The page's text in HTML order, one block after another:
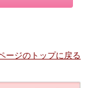
ージのトップに戻る